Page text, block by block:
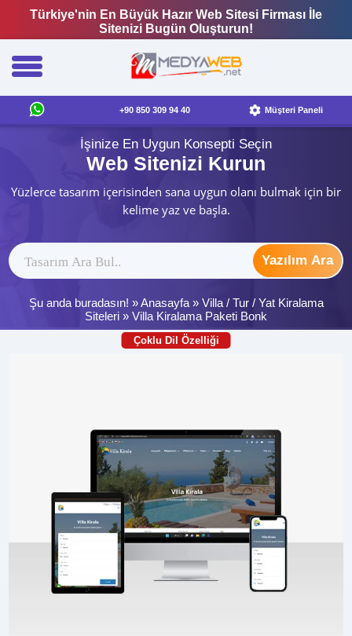
Türkiye'nin En Büyük Hazır Web Sitesi Firması İle
Sitenizi Bugün Oluşturun!
+90 850 309 94 40 Müşteri Paneli
İşinize En Uygun Konsepti Seçin
Web Sitenizi Kurun
Yüzlerce tasarım içerisinden sana uygun olanı bulmak için bir
kelime yaz ve başla.
Yazılım Ara
Şu anda buradasın! »Anasayfa» Villa / Tur / Yat Kiralama
Siteleri » Villa Kiralama Paketi Bonk
Çoklu Dil Özelliği